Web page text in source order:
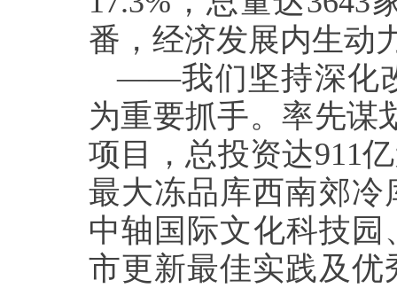
番，经济发展内生动
——我们坚持深化
为重要抓手。率先谋
项目，总投资达911
最大冻品库西南郊
中轴国际文化科技园
市更新最佳实践及